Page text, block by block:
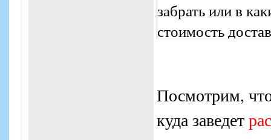
забрать или в
стоимость
Посмотрим,
куда заведет